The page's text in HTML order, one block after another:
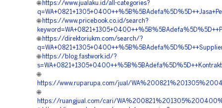
🌐 https://www.jualaku.id/all-categories?
🌐 https://www.pricebook.co.id/search?
🌐 https://direktoriukm.com/search/?
🌐 https://blog.fastwork.id/?
🌐
https://www.ruparupa.com/jual/
🌐
https://ruangjual.com/cari/